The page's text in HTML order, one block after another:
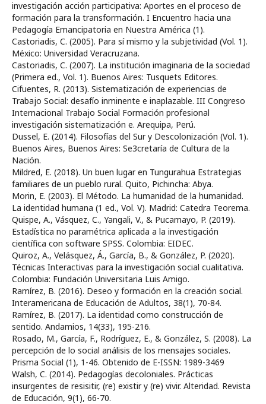
investigación acción participativa: Aportes en el proceso de
formación para la transformación. I Encuentro hacia una
Pedagogía Emancipatoria en Nuestra América (1).
Castoriadis, C. (2005). Para sí mismo y la subjetividad (Vol. 1).
México: Universidad Veracruzana.
Castoriadis, C. (2007). La institución imaginaria de la sociedad
(Primera ed., Vol. 1). Buenos Aires: Tusquets Editores.
Cifuentes, R. (2013). Sistematización de experiencias de
Trabajo Social: desafío inminente e inaplazable. III Congreso
Internacional Trabajo Social Formación profesional
investigación sistematización e. Arequipa, Perú.
Dussel, E. (2014). Filosofías del Sur y Descolonización (Vol. 1).
Buenos Aires, Buenos Aires: Se3cretaría de Cultura de la
Nación.
Mildred, E. (2018). Un buen lugar en Tungurahua Estrategias
familiares de un pueblo rural. Quito, Pichincha: Abya.
Morin, E. (2003). El Método. La humanidad de la humanidad.
La identidad humana (1 ed., Vol. V). Madrid: Catedra Teorema.
Quispe, A., Vásquez, C., Yangali, V., & Pucamayo, P. (2019).
Estadística no paramétrica aplicada a la investigación
científica con software SPSS. Colombia: EIDEC.
Quiroz, A., Velásquez, Á., García, B., & González, P. (2020).
Técnicas Interactivas para la investigación social cualitativa.
Colombia: Fundación Universitaria Luis Amigo.
Ramírez, B. (2016). Deseo y formación en la creación social.
Interamericana de Educación de Adultos, 38(1), 70-84.
Ramírez, B. (2017). La identidad como construcción de
sentido. Andamios, 14(33), 195-216.
Rosado, M., García, F., Rodríguez, E., & González, S. (2008). La
percepción de lo social análisis de los mensajes sociales.
Prisma Social (1), 1-46. Obtenido de E-ISSN: 1989-3469
Walsh, C. (2014). Pedagogías decoloniales. Prácticas
insurgentes de resisitir, (re) existir y (re) vivir. Alteridad. Revista
de Educación, 9(1), 66-70.